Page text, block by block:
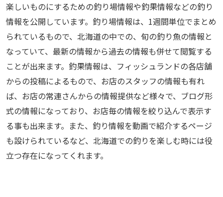
楽しいものにするための釣り場情報や釣果情報などの釣り
情報を公開しています。釣り場情報は、1週間単位でまとめ
られているもので、北海道の中での、旬の釣り魚の情報と
なっていて、最新の情報から過去の情報も併せて閲覧する
ことが出来ます。釣果情報は、フィッシュランドの各店舗
からの投稿によるもので、お店のスタッフの情報も有れ
ば、お店の常連さんからの情報提供など様々で、ブログ形
式の情報になっており、お店毎の情報を絞り込んで表示す
る事も出来ます。また、釣り情報を動画で紹介するページ
も設けられているなど、北海道での釣りを楽しむ時には役
立つ存在になってくれます。